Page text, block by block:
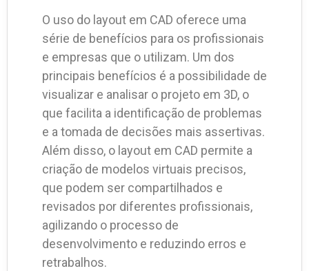
O uso do layout em CAD oferece uma
série de benefícios para os profissionais
e empresas que o utilizam. Um dos
principais benefícios é a possibilidade de
visualizar e analisar o projeto em 3D, o
que facilita a identificação de problemas
e a tomada de decisões mais assertivas.
Além disso, o layout em CAD permite a
criação de modelos virtuais precisos,
que podem ser compartilhados e
revisados por diferentes profissionais,
agilizando o processo de
desenvolvimento e reduzindo erros e
retrabalhos.